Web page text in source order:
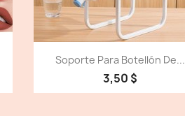
Vista detallada
Soporte Para Botellón De...
3,50 $